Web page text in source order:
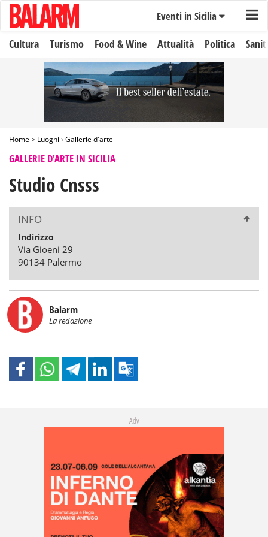
Eventi in Sicilia
Cultura Turismo Food & Wine Attualità Politica
Home> Luoghi › Gallerie d'arte
GALLERIE D'ARTE IN SICILIA
Studio Cnsss
INFO
Indirizzo
Via Gioeni 29
90134 Palermo
Balarm
La redazione
Adv